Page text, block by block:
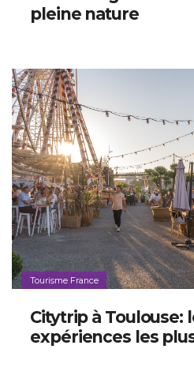
pleine nature
Tourisme France
Citytrip à Toulouse:
expériences les